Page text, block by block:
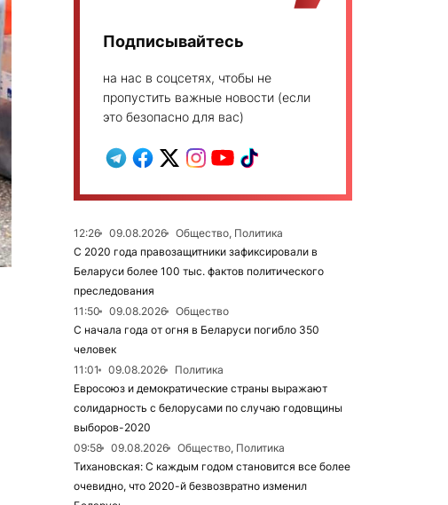
Подписывайтесь
на нас в соцсетях, чтобы не
пропустить важные новости (если
это безопасно для вас)
12:26 09.08.2026
Общество, Политика
С 2020 года правозащитники зафиксировали в
Беларуси более 100 тыс. фактов политического
преследования
11:50
09.08.2026
Общество
С начала года от огня в Беларуси погибло 350
человек
11:01
09.08.2026
Политика
Евросоюз и демократические страны выражают
солидарность с белорусами по случаю годовщины
выборов-2020
09:58
09.08.2026
Общество, Политика
Тихановская: С каждым годом становится все более
очевидно, что 2020-й безвозвратно изменил